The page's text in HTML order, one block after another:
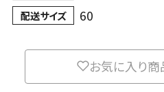
配送サイズ 60
お気に入り商